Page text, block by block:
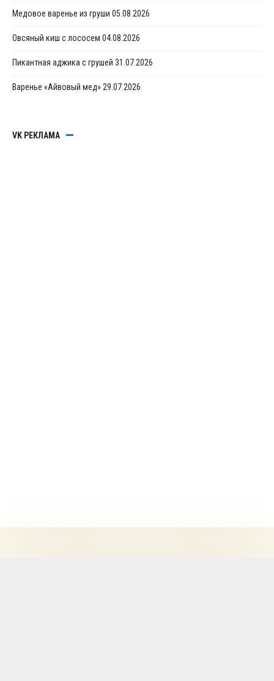
Медовое варенье из груши 05.08.2026
Овсяный киш с лососем 04.08.2026
Пикантная аджика с грушей 31.07.2026
Варенье «Айвовый мед» 29.07.2026
VK РЕКЛАМА